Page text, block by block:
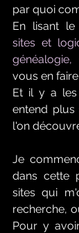
par quoi
En lisant
sites et
généalogie,
vous en
Et il y a les
entend
l'on
Je
dans cette
sites qui
recherche,
Pour y